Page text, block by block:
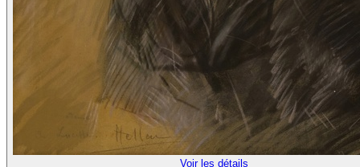
Voir les détails